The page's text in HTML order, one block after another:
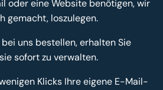
oder eine Website benötigen, wir
gemacht, loszulegen.
uns bestellen, erhalten Sie
sofort zu verwalten.
Klicks Ihre eigene E-Mail-